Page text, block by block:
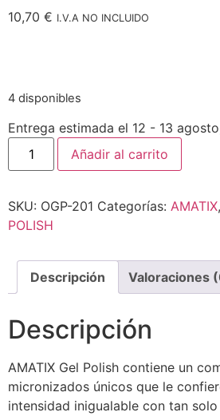
10,70 € I.V.A NO INCLUIDO
4 disponibles
Entrega estimada el 12 - 13
Añadir al carrito
SKU: OGP-201 Categorías: AMATIX,
POLISH
Descripción Valoraciones
Descripción
AMATIX Gel Polish contiene un
micronizados únicos que le
intensidad inigualable con tan